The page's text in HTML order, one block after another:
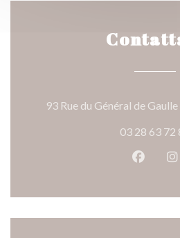
93 Rue du Général de
03 28 63 72